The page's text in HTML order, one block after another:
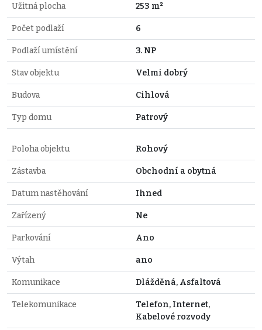
Užitná plocha 253 m²
Počet podlaží 6
Podlaží umístění 3. NP
Stav objektu Velmi dobrý
Budova Cihlová
Typ domu Patrový
Poloha objektu Rohový
Zástavba Obchodní a obytná
Datum nastěhování Ihned
Zařízený Ne
Parkování Ano
Výtah ano
Komunikace Dlážděná, Asfaltová
Telekomunikace
Telefon, Internet,
Kabelové rozvody